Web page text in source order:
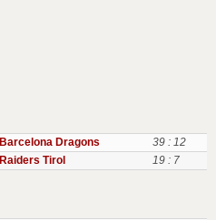
Barcelona Dragons
39 : 12
Raiders Tirol 19 : 7